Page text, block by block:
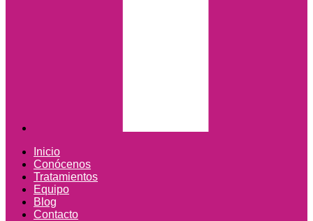
Inicio
Conócenos
Tratamientos
Equipo
Blog
Contacto